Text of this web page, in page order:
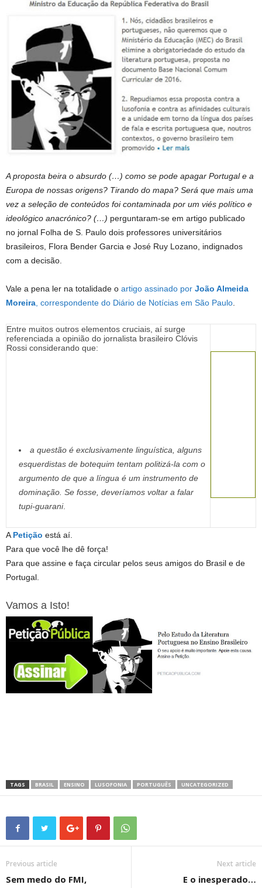
A proposta beira o absurdo (…) como se pode apagar Portugal e a
Europa de nossas origens? Tirando do mapa? Será que mais uma
vez a seleção de conteúdos foi contaminada por um viés político e
ideológico anacrónico? (…) perguntaram-se em artigo publicado
no jornal Folha de S. Paulo dois professores universitários
brasileiros, Flora Bender Garcia e José Ruy Lozano, indignados
com a decisão.
Vale a pena ler na totalidade o artigo assinado por João Almeida
Moreira, correspondente do Diário de Notícias em São Paulo.
Entre muitos outros elementos cruciais, aí surge
referenciada a opinião do jornalista brasileiro Clóvis
Rossi considerando que:
a questão é exclusivamente linguística, alguns
esquerdistas de botequim tentam politizá-la com o
argumento de que a língua é um instrumento de
dominação. Se fosse, deveríamos voltar a falar
tupi-guarani.
APetição está aí.
Para que você lhe dê força!
Para que assine e faça circular pelos seus amigos do Brasil e de
Portugal.
Vamos a Isto!
TAGS BRASIL ENSINO LUSOFONIA PORTUGUÊS UNCATEGORIZED
Previous article
Sem medo do FMI,
Next article
E o inesperado…